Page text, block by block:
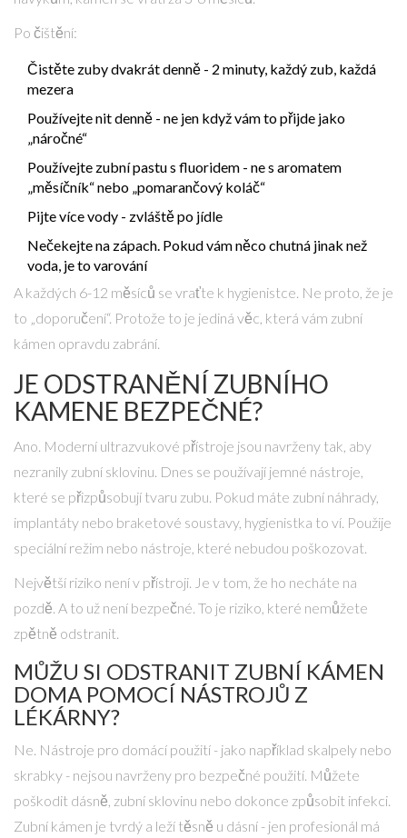
Po čištění:
Čistěte zuby dvakrát denně - 2 minuty, každý zub, každá
mezera
Používejte nit denně - ne jen když vám to přijde jako
„náročné“
Používejte zubní pastu s fluoridem - ne s aromatem
„měsíčník“ nebo „pomarančový koláč“
Pijte více vody - zvláště po jídle
Nečekejte na zápach. Pokud vám něco chutná jinak než
voda, je to varování
A každých 6-12 měsíců se vraťte k hygienistce. Ne proto, že je
to „doporučení“. Protože to je jediná věc, která vám zubní
kámen opravdu zabrání.
JE ODSTRANĚNÍ ZUBNÍHO
KAMENE BEZPEČNÉ?
Ano. Moderní ultrazvukové přístroje jsou navrženy tak, aby
nezranily zubní sklovinu. Dnes se používají jemné nástroje,
které se přizpůsobují tvaru zubu. Pokud máte zubní náhrady,
implantáty nebo braketové soustavy, hygienistka to ví. Použije
speciální režim nebo nástroje, které nebudou poškozovat.
Největší riziko není v přístroji. Je v tom, že ho necháte na
pozdě. A to už není bezpečné. To je riziko, které nemůžete
zpětně odstranit.
MŮŽU SI ODSTRANIT ZUBNÍ KÁMEN
DOMA POMOCÍ NÁSTROJŮ Z
LÉKÁRNY?
Ne. Nástroje pro domácí použití - jako například skalpely nebo
skrabky - nejsou navrženy pro bezpečné použití. Můžete
poškodit dásně, zubní sklovinu nebo dokonce způsobit infekci.
Zubní kámen je tvrdý a leží těsně u dásní - jen profesionál má